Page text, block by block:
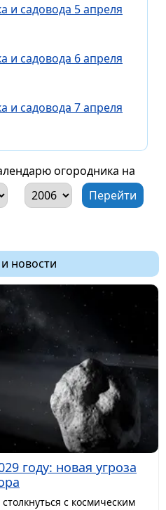
и садовода 5 апреля
и садовода 6 апреля
и садовода 7 апреля
огородника на
новости
году: новая угроза
с космическим